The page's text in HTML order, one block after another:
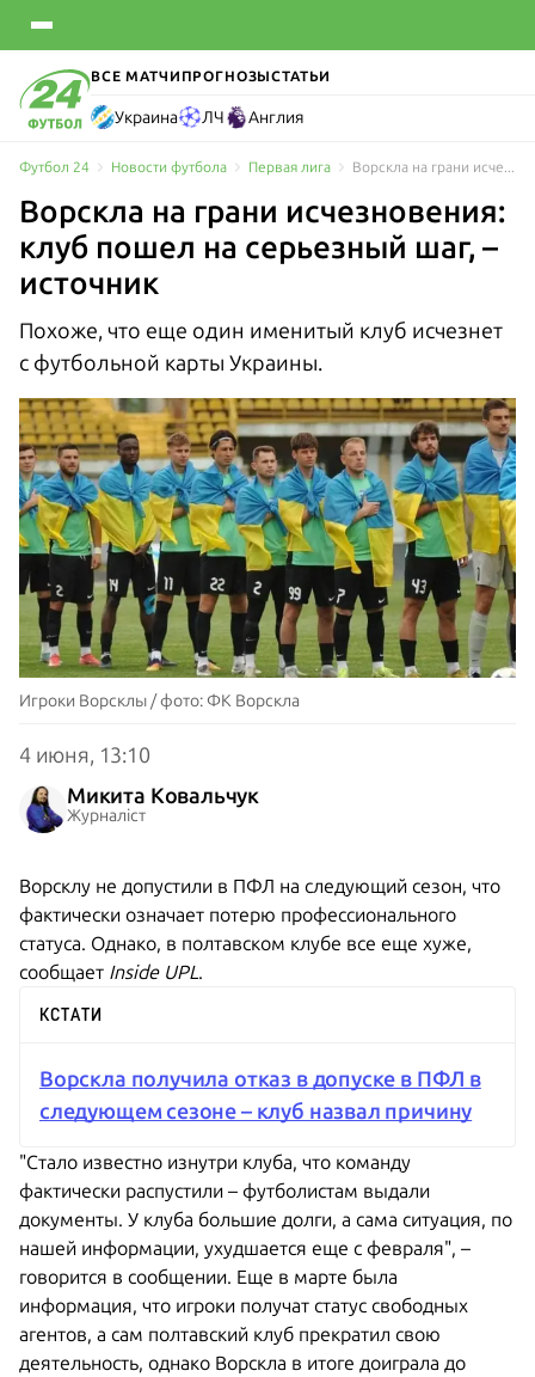
ВСЕ МАТЧИ ПРОГНОЗЫСТАТЬИ
Украина ЛЧ Англия
Футбол 24 Новости футбола Первая лига
Ворскла на грани исчезновения:
клуб пошел на серьезный шаг, –
источник
Похоже, что еще один именитый клуб исчезнет
с футбольной карты Украины.
Игроки Ворсклы / фото: ФК Ворскла
4 июня, 13:10
Микита Ковальчук
Журналіст
Ворсклу не допустили в ПФЛ на следующий сезон, что
фактически означает потерю профессионального
статуса. Однако, в полтавском клубе все еще хуже,
сообщает Inside UPL.
КСТАТИ
Ворскла получила отказ в допуске в ПФЛ в
следующем сезоне – клуб назвал причину
"Стало известно изнутри клуба, что команду
фактически распустили – футболистам выдали
документы. У клуба большие долги, а сама ситуация, по
нашей информации, ухудшается еще с февраля", –
говорится в сообщении. Еще в марте была
информация, что игроки получат статус свободных
агентов, а сам полтавский клуб прекратил свою
деятельность, однако Ворскла в итоге доиграла до